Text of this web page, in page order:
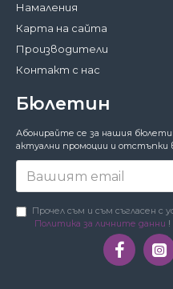
За да работи този сайт
понякога запазваме на
малки файлове с данни,
данни! Подробности
Предпочитания
Намаления
Карта на сайта
Производители
Контакт с нас
Бюлетин
Абонирайте се за нашия
актуални промоции и отстъпки
Прочел съм и съм съгласен с
Политика за личните данни !